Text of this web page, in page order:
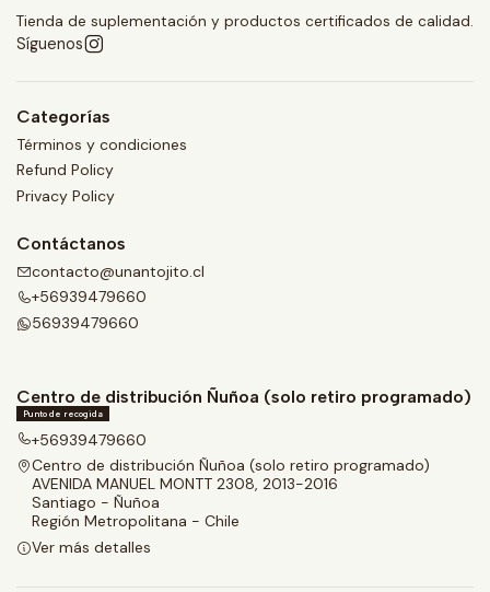
Tienda de suplementación y productos certificados de calidad.
Síguenos
Categorías
Términos y condiciones
Refund Policy
Privacy Policy
Contáctanos
contacto@unantojito.cl
+56939479660
56939479660
Centro de distribución Ñuñoa (solo retiro programado)
Punto de recogida
+56939479660
Centro de distribución Ñuñoa (solo retiro programado)
AVENIDA MANUEL MONTT 2308, 2013-2016
Santiago - Ñuñoa
Región Metropolitana - Chile
Ver más detalles